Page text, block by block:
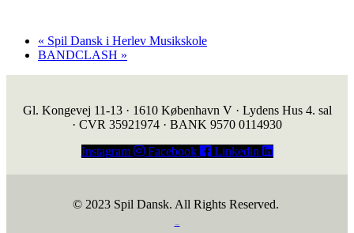
« Spil Dansk i Herlev Musikskole
BANDCLASH »
Gl. Kongevej 11-13 · 1610 København V · Lydens Hus 4. sal
· CVR 35921974 · BANK 9570 0114930
Instagram
Facebook Linkedin
© 2023 Spil Dansk. All Rights Reserved.